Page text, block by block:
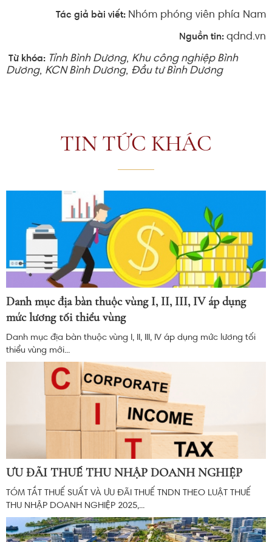
Tác giả bài viết: Nhóm phóng viên phía Nam
Nguồn tin: qdnd.vn
Từ khóa: Tỉnh Bình Dương, Khu công nghiệp Bình
Dương, KCN Bình Dương, Đầu tư Bình Dương
TIN TỨC KHÁC
Danh mục địa bàn thuộc vùng I, II, III, IV áp dụng
mức lương tối thiểu vùng
Danh mục địa bàn thuộc vùng I, II, III, IV áp dụng mức lương tối
thiểu vùng mới...
ƯU ĐÃI THUẾ THU NHẬP DOANH NGHIỆP
TÓM TẮT THUẾ SUẤT VÀ ƯU ĐÃI THUẾ TNDN THEO LUẬT THUẾ
THU NHẬP DOANH NGHIỆP 2025,...